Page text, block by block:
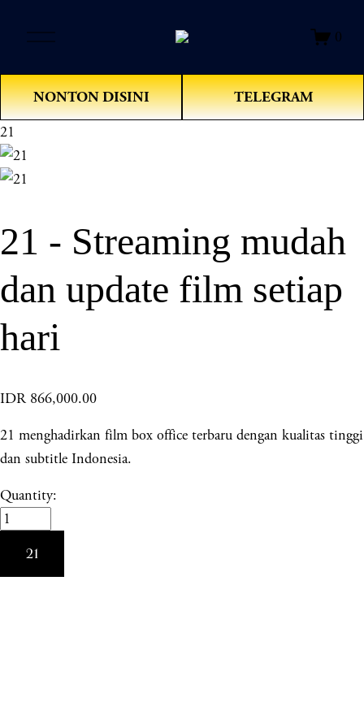
e
n
M
e
0
NONTON DISINI TELEGRAM
21
21 - Streaming mudah
dan update film setiap
hari
IDR 866,000.00
21 menghadirkan film box office terbaru dengan kualitas tinggi
dan subtitle Indonesia.
Quantity:
21